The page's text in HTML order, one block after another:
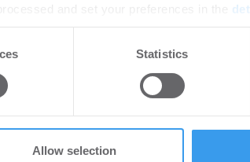
provide social media features and to
that they’ve collected from your use of their
Statistics
Allow selection
sich